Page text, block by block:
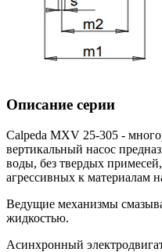
Описание серии
Calpeda MXV 25-305 -
вертикальный насос
воды, без твердых
агрессивных к материалам
Ведущие механизмы
жидкостью.
Асинхронный